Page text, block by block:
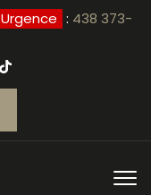
Urgence : 438 373-